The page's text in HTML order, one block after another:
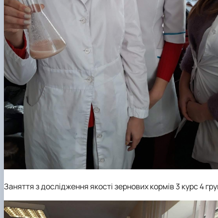
Заняття з дослідження якості зернових кормів 3 курс 4